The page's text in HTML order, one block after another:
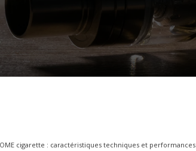
cigarette : caractéristiques techniques et performances